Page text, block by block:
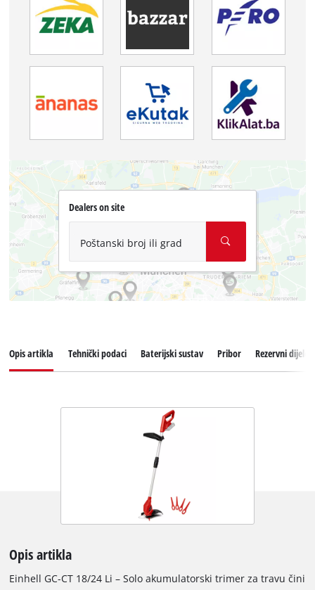
Dealers on site
Poštanski broj ili grad
Opis artikla Tehnički podaci Baterijski sustav Pribor Rezervni
Opis artikla
Einhell GC-CT 18/24 Li – Solo akumulatorski trimer za travu čini